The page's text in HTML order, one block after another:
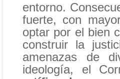
entorno.
fuerte, con
optar por el bien
construir la
amenazas de
ideología, el